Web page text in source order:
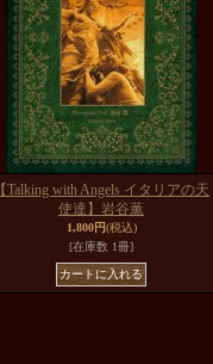
【Talking with Angels イタリアの天
使達】岩谷薫
1,800円(税込)
[在庫数 1冊]